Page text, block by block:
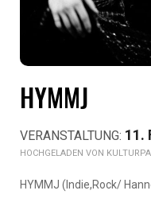
HYMMJ
11.
HYMMJ (Indie,Rock/